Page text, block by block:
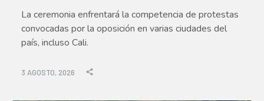
La ceremonia enfrentará la competencia de protestas
convocadas por la oposición en varias ciudades del
país, incluso Cali.
3 AGOSTO, 2026